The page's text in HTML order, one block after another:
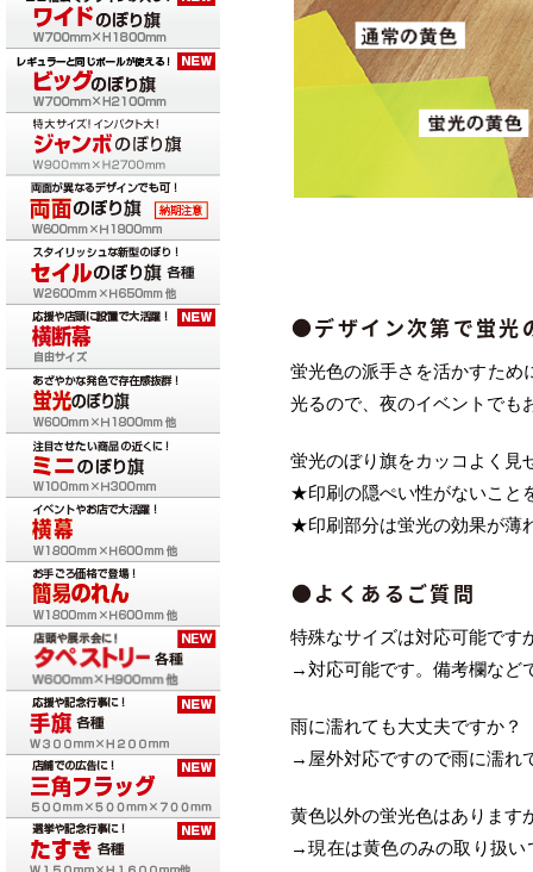
●デザイン次第で蛍光
蛍光色の派手さを活かすため
光るので、夜のイベントでも
蛍光のぼり旗をカッコよく
★印刷の隠ぺい性がないこと
★印刷部分は蛍光の効果が薄
●よくあるご質問
特殊なサイズは対応可能です
→対応可能です。備考欄など
雨に濡れても大丈夫ですか？
→屋外対応ですので雨に濡れ
黄色以外の蛍光色はあります
→現在は黄色のみの取り扱い